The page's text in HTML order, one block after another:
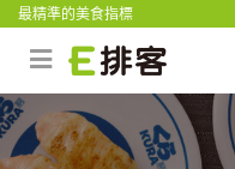
最精準的美食指標